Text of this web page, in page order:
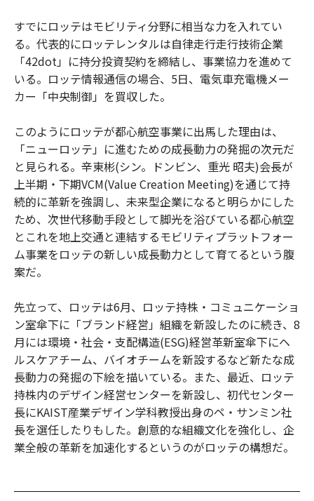
すでにロッテはモビリティ分野に相当な力を入れてい
る。代表的にロッテレンタルは自律走行走行技術企業
「42dot」に持分投資契約を締結し、事業協力を進めて
いる。ロッテ情報通信の場合、5日、電気車充電機メー
カー「中央制御」を買収した。
このようにロッテが都心航空事業に出馬した理由は、
「ニューロッテ」に進むための成長動力の発掘の次元だ
と見られる。辛東彬(シン。ドンビン、重光 昭夫)会長が
上半期・下期VCM(Value Creation Meeting)を通じて持
続的に革新を強調し、未来型企業になると明らかにした
ため、次世代移動手段として脚光を浴びている都心航空
とこれを地上交通と連結するモビリティプラットフォー
ム事業をロッテの新しい成長動力として育てるという腹
案だ。
先立って、ロッテは6月、ロッテ持株・コミュニケーショ
ン室傘下に「ブランド経営」組織を新設したのに続き、8
月には環境・社会・支配構造(ESG)経営革新室傘下にヘ
ルスケアチーム、バイオチームを新設するなど新たな成
長動力の発掘の下絵を描いている。また、最近、ロッテ
持株内のデザイン経営センターを新設し、初代センター
長にKAIST産業デザイン学科教授出身のペ・サンミン社
長を選任したりもした。創意的な組織文化を強化し、企
業全般の革新を加速化するというのがロッテの構想だ。